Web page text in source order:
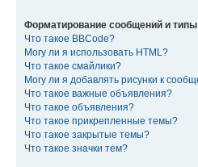
Форматирование сообщений и
Что такое BBCode?
Могу ли я использовать HTML?
Что такое смайлики?
Могу ли я добавлять рисунки к
Что такое важные объявления?
Что такое объявления?
Что такое прикрепленные темы?
Что такое закрытые темы?
Что такое значки тем?